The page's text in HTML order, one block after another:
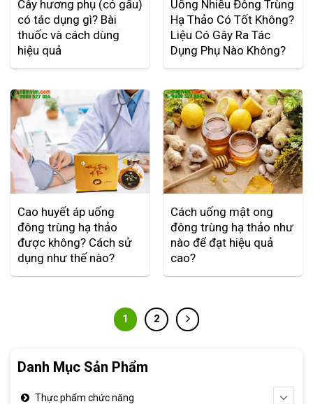
Cây hương phụ (cỏ gấu)
có tác dụng gì? Bài
thuốc và cách dùng
hiệu quả
Uống Nhiều Đông Trùng
Hạ Thảo Có Tốt Không?
Liệu Có Gây Ra Tác
Dụng Phụ Nào Không?
Cao huyết áp uống
đông trùng hạ thảo
được không? Cách sử
dụng như thế nào?
Cách uống mật ong
đông trùng hạ thảo như
nào để đạt hiệu quả
cao?
1 2
Danh Mục Sản Phẩm
Thực phẩm chức năng